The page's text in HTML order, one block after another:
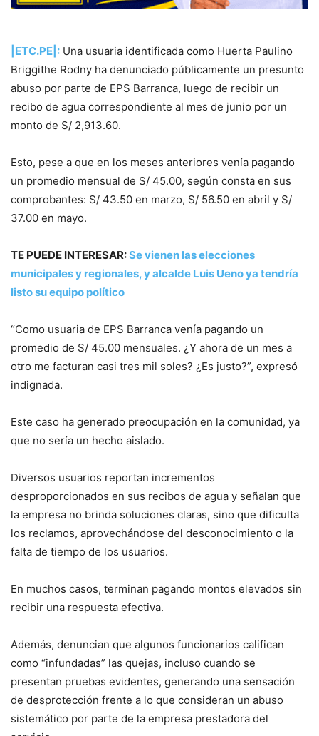
|ETC.PE|: Una usuaria identificada como Huerta Paulino
Briggithe Rodny ha denunciado públicamente un presunto
abuso por parte de EPS Barranca, luego de recibir un
recibo de agua correspondiente al mes de junio por un
monto de S/ 2,913.60.
Esto, pese a que en los meses anteriores venía pagando
un promedio mensual de S/ 45.00, según consta en sus
comprobantes: S/ 43.50 en marzo, S/ 56.50 en abril y S/
37.00 en mayo.
TE PUEDE INTERESAR:Se vienen las elecciones
municipales y regionales, y alcalde Luis Ueno ya tendría
listo su equipo político
“Como usuaria de EPS Barranca venía pagando un
promedio de S/ 45.00 mensuales. ¿Y ahora de un mes a
otro me facturan casi tres mil soles? ¿Es justo?”, expresó
indignada.
Este caso ha generado preocupación en la comunidad, ya
que no sería un hecho aislado.
Diversos usuarios reportan incrementos
desproporcionados en sus recibos de agua y señalan que
la empresa no brinda soluciones claras, sino que dificulta
los reclamos, aprovechándose del desconocimiento o la
falta de tiempo de los usuarios.
En muchos casos, terminan pagando montos elevados sin
recibir una respuesta efectiva.
Además, denuncian que algunos funcionarios califican
como “infundadas” las quejas, incluso cuando se
presentan pruebas evidentes, generando una sensación
de desprotección frente a lo que consideran un abuso
sistemático por parte de la empresa prestadora del